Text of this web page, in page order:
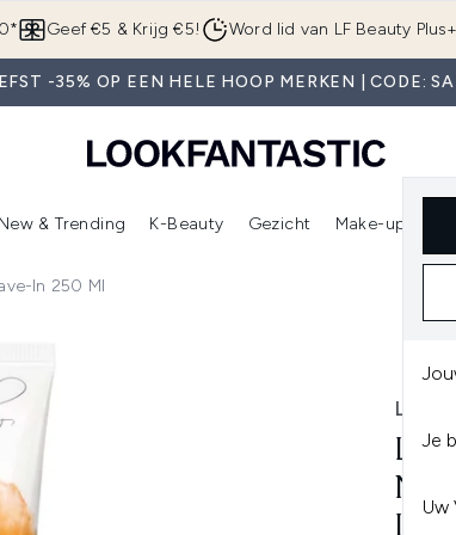
Overslaan naar de hoofdinhoud
Geef €5 & Krijg €5! Word lid van LF Beauty Plus+
-35% OP EEN HELE HOOP MERKEN | CODE:
Je
Uw
Enter submenu (Merken) Enter submenu (Beauty Box)
New & Trending
Enter submenu (New & Trending)
K-Beauty
Enter submenu (K-Beauty)
Gezicht Make-up
In 250 Ml
LES
IN